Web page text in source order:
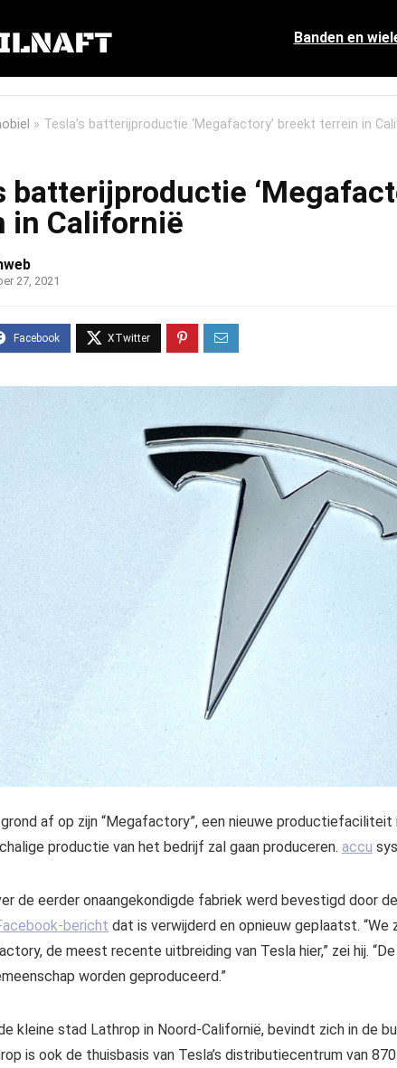
Banden en
» Tesla’s batterijproductie ‘Megafactory’ breekt terrein in
batterijproductie
in Californië
27, 2021
af op zijn “Megafactory”, een nieuwe
productie van het bedrijf zal gaan produceren. accu
de eerder onaangekondigde fabriek werd bevestigd door
bericht dat is verwijderd en opnieuw geplaatst.
de meest recente uitbreiding van Tesla hier,” zei hij.
worden geproduceerd.”
kleine stad Lathrop in Noord-Californië, bevindt zich in de
is ook de thuisbasis van Tesla’s distributiecentrum van